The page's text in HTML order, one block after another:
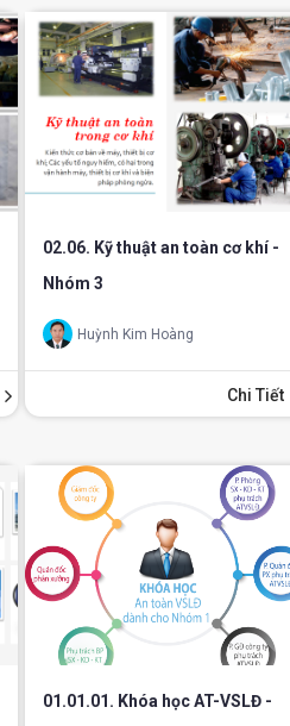
02.06. Kỹ thuật an toàn cơ khí -
Nhóm 3
Huỳnh Kim Hoàng
Chi Tiết
01.01.01. Khóa học AT-VSLĐ -